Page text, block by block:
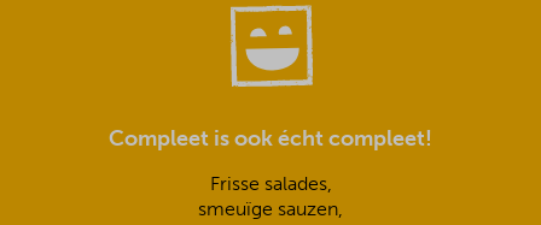
Compleet is ook écht compleet!
Frisse salades,
smeuïge sauzen,